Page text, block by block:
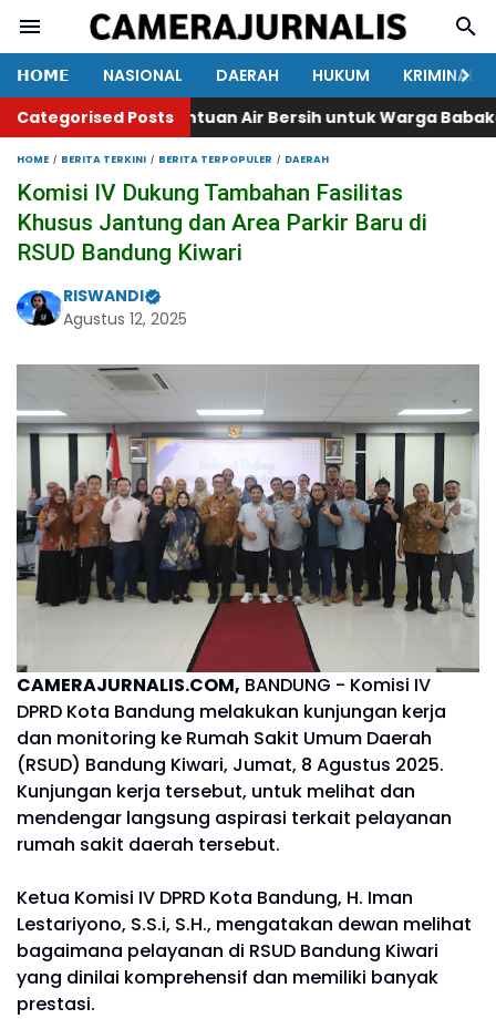
𝗛𝗢𝗠𝗘 NASIONAL DAERAH HUKUM
KRIMINAL
Categorised Posts
Salurkan Bantuan Air Bersih untuk Warga Babakan
HOME BERITA TERKINI BERITA TERPOPULER DAERAH
Komisi IV Dukung Tambahan Fasilitas
Khusus Jantung dan Area Parkir Baru di
RSUD Bandung Kiwari
RISWANDI
Agustus 12, 2025
CAMERAJURNALIS.COM, BANDUNG - Komisi IV
DPRD Kota Bandung melakukan kunjungan kerja
dan monitoring ke Rumah Sakit Umum Daerah
(RSUD) Bandung Kiwari, Jumat, 8 Agustus 2025.
Kunjungan kerja tersebut, untuk melihat dan
mendengar langsung aspirasi terkait pelayanan
rumah sakit daerah tersebut.
Ketua Komisi IV DPRD Kota Bandung, H. Iman
Lestariyono, S.S.i, S.H., mengatakan dewan melihat
bagaimana pelayanan di RSUD Bandung Kiwari
yang dinilai komprehensif dan memiliki banyak
prestasi.